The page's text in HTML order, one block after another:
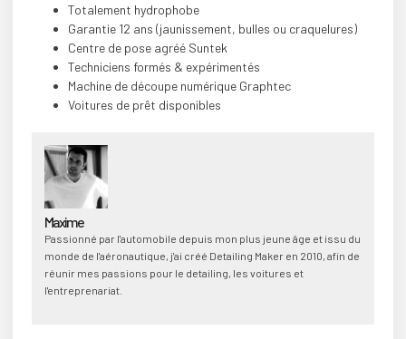
Totalement hydrophobe
Garantie 12 ans (jaunissement, bulles ou craquelures)
Centre de pose agréé Suntek
Techniciens formés & expérimentés
Machine de découpe numérique Graphtec
Voitures de prêt disponibles
Maxime
Passionné par l'automobile depuis mon plus jeune âge et issu du
monde de l'aéronautique, j'ai créé Detailing Maker en 2010, afin de
réunir mes passions pour le detailing, les voitures et
l'entreprenariat.